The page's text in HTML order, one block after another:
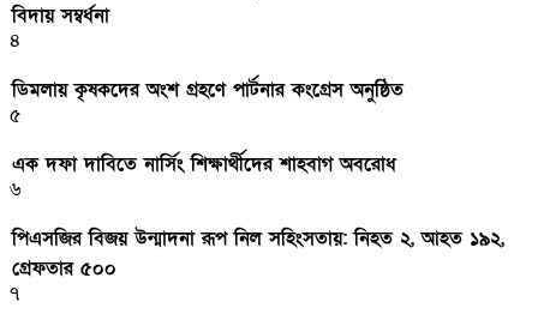
বিদায় সম্বর্ধনা
৪
ডিমলায় কৃষকদের অংশ গ্রহণে পার্টনার কংগ্রেস অনুষ্ঠিত
৫
এক দফা দাবিতে নার্সিং শিক্ষার্থীদের শাহবাগ অবরোধ
৬
পিএসজির বিজয় উন্মাদনা রূপ নিল সহিংসতায়: নিহত ২, আহত ১৯২,
গ্রেফতার ৫০০
৭